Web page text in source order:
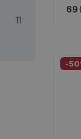
11
69
-